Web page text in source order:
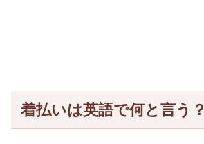
着払いは英語で何と言う？